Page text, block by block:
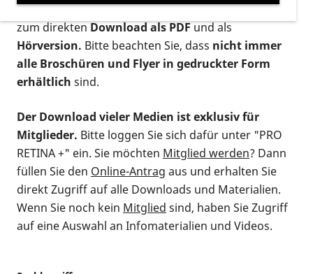
postalischen Bestellung als gedruckte Variante
zum direktenDownload als PDFund als
Hörversion. Bitte beachten Sie, dass nicht immer
alle Broschüren und Flyer in gedruckter Form
erhältlich sind.
Der Download vieler Medien ist exklusiv für
Mitglieder. Bitte loggen Sie sich dafür unter "PRO
RETINA +" ein. Sie möchten Mitglied werden? Dann
füllen Sie den Online-Antrag aus und erhalten Sie
direkt Zugriff auf alle Downloads und Materialien.
Wenn Sie noch kein Mitglied sind, haben Sie Zugriff
auf eine Auswahl an Infomaterialien und Videos.